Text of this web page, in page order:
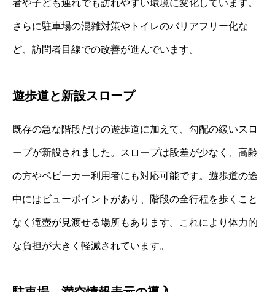
者や子ども連れでも訪れやすい環境に変化しています。
さらに駐車場の混雑対策やトイレのバリアフリー化な
ど、訪問者目線での改善が進んでいます。
遊歩道と新設スロープ
既存の急な階段だけの遊歩道に加えて、勾配の緩いスロ
ープが新設されました。スロープは段差が少なく、高齢
の方やベビーカー利用者にも対応可能です。遊歩道の途
中にはビューポイントがあり、階段の全行程を歩くこと
なく滝壺が見渡せる場所もあります。これにより体力的
な負担が大きく軽減されています。